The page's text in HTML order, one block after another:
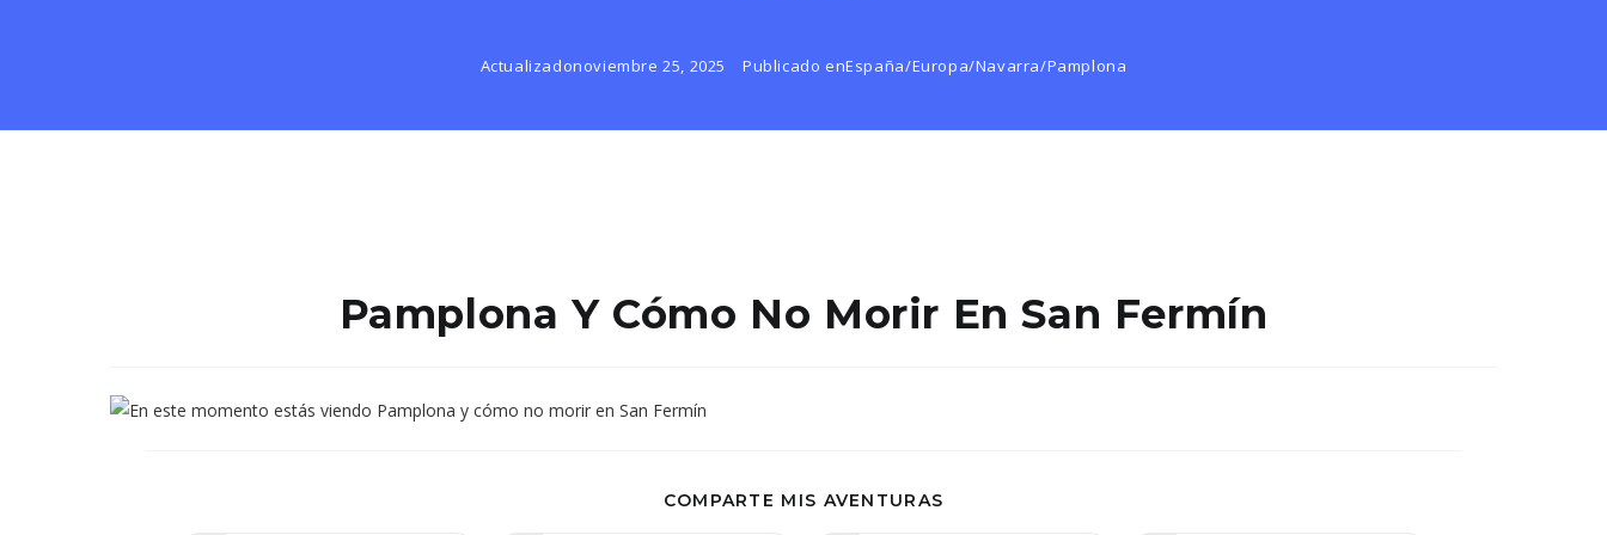
Actualizadonoviembre 25, 2025 Publicado enEspaña/Europa/Navarra/Pamplona
Pamplona Y Cómo No Morir En San Fermín
COMPARTE MIS AVENTURAS